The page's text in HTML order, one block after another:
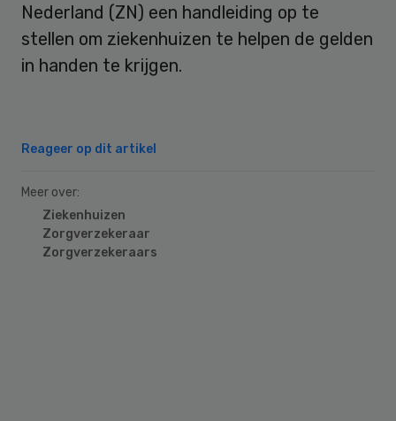
Nederland (ZN) een handleiding op te
stellen om ziekenhuizen te helpen de gelden
in handen te krijgen.
Reageer op dit artikel
Meer over:
Ziekenhuizen
Zorgverzekeraar
Zorgverzekeraars